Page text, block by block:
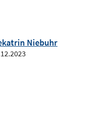
Niebuhr